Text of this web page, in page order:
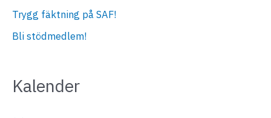
Trygg fäktning på SAF!
Bli stödmedlem!
Kalender